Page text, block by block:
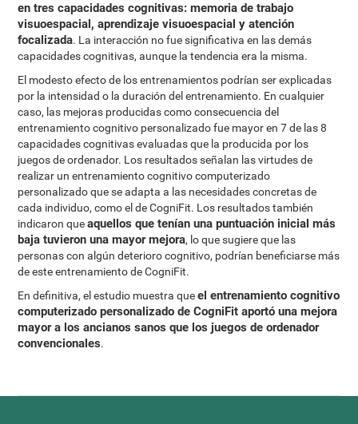
en tres capacidades cognitivas: memoria de trabajo
visuoespacial, aprendizaje visuoespacial y atención
focalizada. La interacción no fue significativa en las demás
capacidades cognitivas, aunque la tendencia era la misma.
El modesto efecto de los entrenamientos podrían ser explicadas
por la intensidad o la duración del entrenamiento. En cualquier
caso, las mejoras producidas como consecuencia del
entrenamiento cognitivo personalizado fue mayor en 7 de las 8
capacidades cognitivas evaluadas que la producida por los
juegos de ordenador. Los resultados señalan las virtudes de
realizar un entrenamiento cognitivo computerizado
personalizado que se adapta a las necesidades concretas de
cada individuo, como el de CogniFit. Los resultados también
indicaron queaquellos que tenían una puntuación inicial más
baja tuvieron una mayor mejora, lo que sugiere que las
personas con algún deterioro cognitivo, podrían beneficiarse más
de este entrenamiento de CogniFit.
En definitiva, el estudio muestra queel entrenamiento cognitivo
computerizado personalizado de CogniFit aportó una mejora
mayor a los ancianos sanos que los juegos de ordenador
convencionales.